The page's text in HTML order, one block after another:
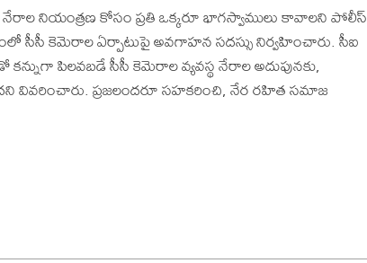
నేరాల నియంత్రణ కోసం ప్రతి ఒక్కరూ భాగస్వాములు కావాలని పోలీస్
సీసీ కెమెరాల ఏర్పాటుపై అవగాహన సదస్సు నిర్వహించారు. సీఐ
పిలవబడే సీసీ కెమెరాల వ్యవస్థ నేరాల అదుపునకు,
ప్రజలందరూ సహకరించి, నేర రహిత సమాజ